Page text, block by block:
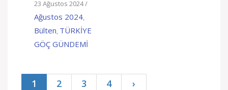
Sığınmacıların
İşlemlerinin
Yapıldığı” İddialarını
Yalanladı
23 Ağustos 2024/
Ağustos 2024,
Bülten, TÜRKİYE
GÖÇ GÜNDEMİ
1 2 3 4 ›